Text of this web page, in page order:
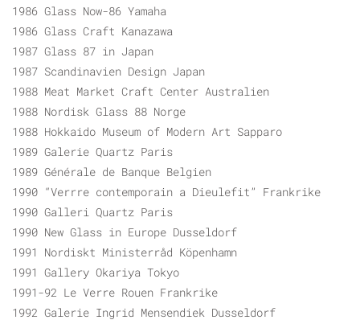
1986 Glass Now-86 Yamaha
1986 Glass Craft Kanazawa
1987 Glass 87 in Japan
1987 Scandinavien Design Japan
1988 Meat Market Craft Center Australien
1988 Nordisk Glass 88 Norge
1988 Hokkaido Museum of Modern Art Sapparo
1989 Galerie Quartz Paris
1989 Générale de Banque Belgien
1990 “Verrre contemporain a Dieulefit” Frankrike
1990 Galleri Quartz Paris
1990 New Glass in Europe Dusseldorf
1991 Nordiskt Ministerråd Köpenhamn
1991 Gallery Okariya Tokyo
1991-92 Le Verre Rouen Frankrike
1992 Galerie Ingrid Mensendiek Dusseldorf